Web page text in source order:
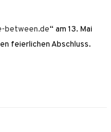
between.de“ am 13. Mai
feierlichen Abschluss.